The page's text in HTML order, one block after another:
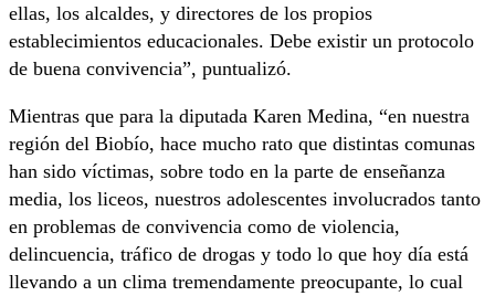
ellas, los alcaldes, y directores de los propios
establecimientos educacionales. Debe existir un protocolo
de buena convivencia”, puntualizó.
Mientras que para la diputada Karen Medina, “en nuestra
región del Biobío, hace mucho rato que distintas comunas
han sido víctimas, sobre todo en la parte de enseñanza
media, los liceos, nuestros adolescentes involucrados tanto
en problemas de convivencia como de violencia,
delincuencia, tráfico de drogas y todo lo que hoy día está
llevando a un clima tremendamente preocupante, lo cual